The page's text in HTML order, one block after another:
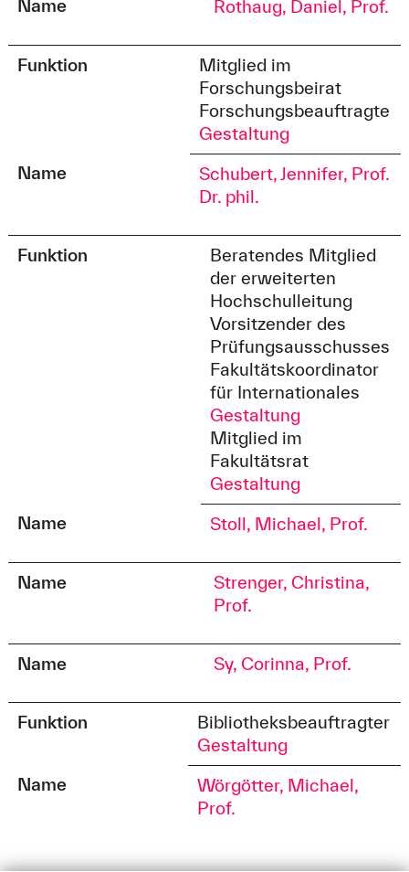
Name
Rothaug, Daniel, Prof.
Funktion
Mitglied im
Forschungsbeirat
Forschungsbeauftragte
Gestaltung
Name
Schubert, Jennifer, Prof.
Dr. phil.
Funktion
Beratendes Mitglied
der erweiterten
Hochschulleitung
Vorsitzender des
Prüfungsausschusses
Fakultätskoordinator
für Internationales
Gestaltung
Mitglied im
Fakultätsrat
Gestaltung
Name
Stoll, Michael, Prof.
Name
Strenger, Christina,
Prof.
Name Sy, Corinna, Prof.
Funktion
Bibliotheksbeauftragter
Gestaltung
Name
Wörgötter, Michael,
Prof.